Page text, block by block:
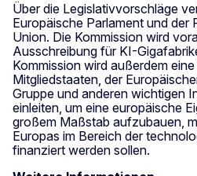
Über die Legislativvorschläge
Europäische Parlament und der
Union. Die Kommission wird
Ausschreibung für KI-
Kommission wird außerdem
Mitgliedstaaten, der
Gruppe und anderen wichtigen
einleiten, um eine europäische
großem Maßstab aufzubauen,
Europas im Bereich der
finanziert werden sollen.